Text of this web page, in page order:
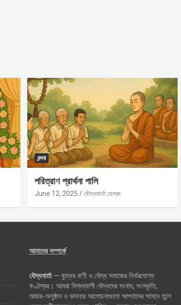
বন্দনা
পরিত্রাণ প্রার্থনা পালি
June 12, 2025 বৌদ্ধবার্তা ডেস্ক:
আমাদের সম্পর্কে
বৌদ্ধবার্তা— বুদ্ধের বাণী ও বৌদ্ধ সমাজের নির্ভরযোগ্য
কণ্ঠস্বর। আমরা বিশ্বব্যাপী বৌদ্ধদের সংবাদ, সংস্কৃতি,
আচার-অনুষ্ঠান ও ভাবনার আলোচনাগুলো আপনাদের সামনে তুলে